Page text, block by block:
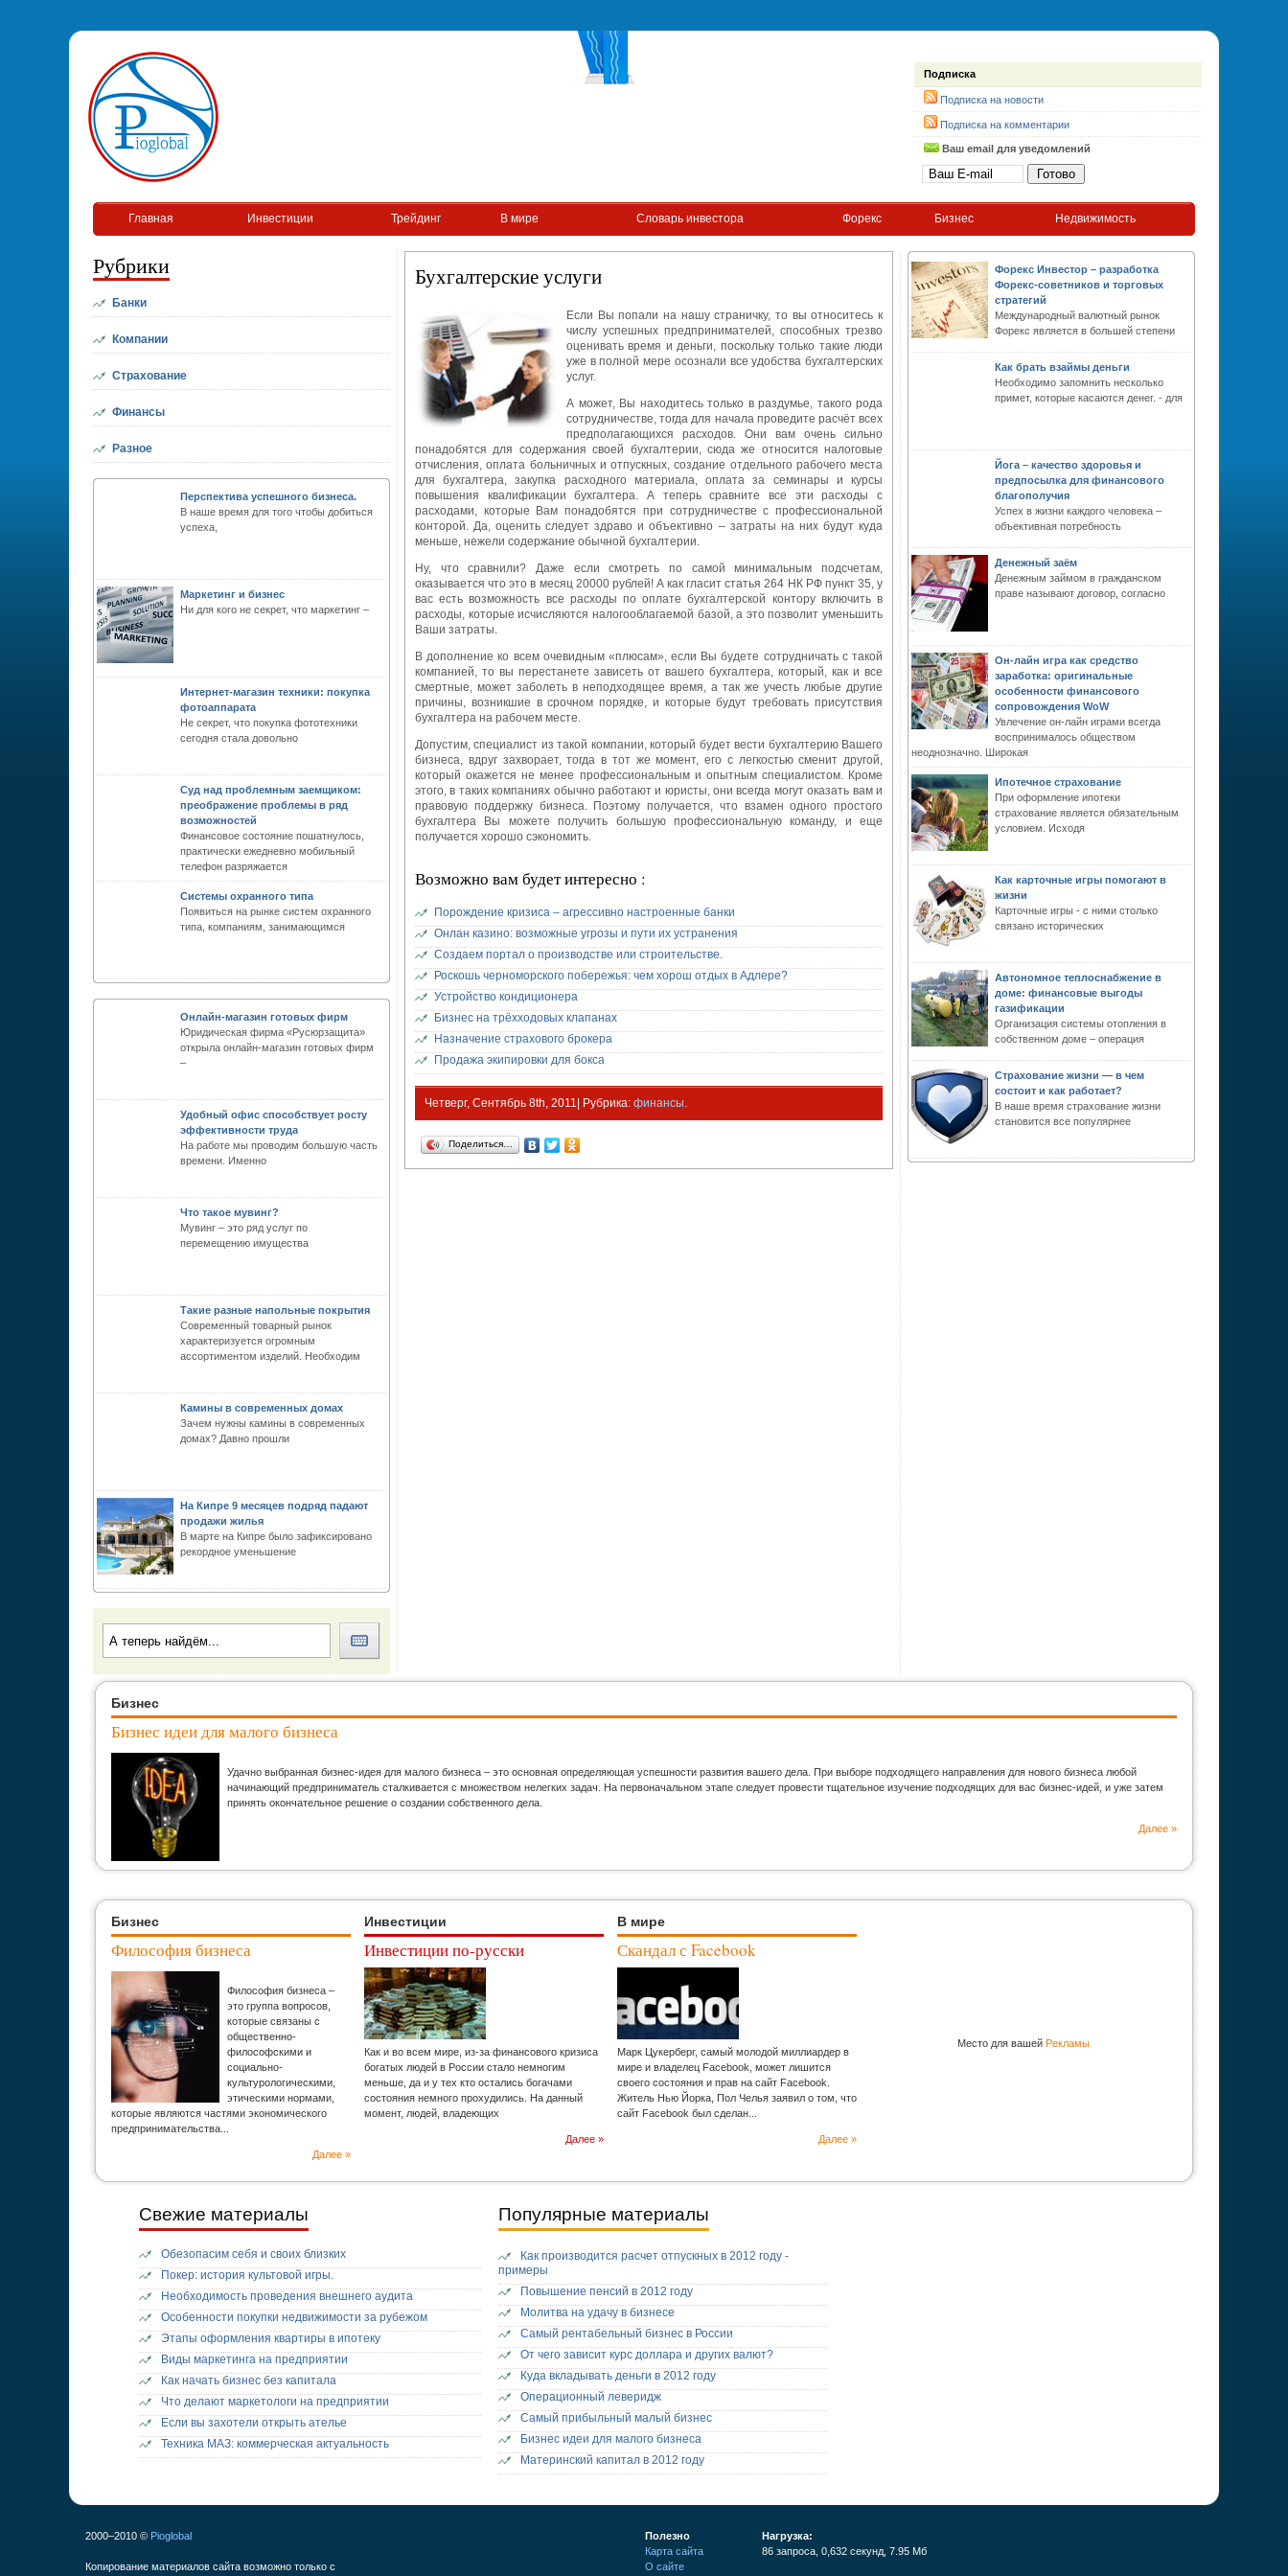
Подписка
Подписка на новости
Подписка на комментарии
Ваш email для уведомлений
Главная Инвестиции Трейдинг В мире Словарь инвестора Форекс Бизнес Недвижимость
Рубрики
Банки
Компании
Страхование
Финансы
Разное
Перспектива успешного бизнеса.
В наше время для того чтобы добиться
успеха,
Маркетинг и бизнес
Ни для кого не секрет, что маркетинг –
Интернет-магазин техники: покупка
фотоаппарата
Не секрет, что покупка фототехники
сегодня стала довольно
Суд над проблемным заемщиком:
преображение проблемы в ряд
возможностей
Финансовое состояние пошатнулось,
практически ежедневно мобильный
телефон разряжается
Системы охранного типа
Появиться на рынке систем охранного
типа, компаниям, занимающимся
Онлайн-магазин готовых фирм
Юридическая фирма «Русюрзащита»
открыла онлайн-магазин готовых фирм
–
Удобный офис способствует росту
эффективности труда
На работе мы проводим большую часть
времени. Именно
Что такое мувинг?
Мувинг – это ряд услуг по
перемещению имущества
Такие разные напольные покрытия
Современный товарный рынок
характеризуется огромным
ассортиментом изделий. Необходим
Камины в современных домах
Зачем нужны камины в современных
домах? Давно прошли
На Кипре 9 месяцев подряд падают
продажи жилья
В марте на Кипре было зафиксировано
рекордное уменьшение
Бухгалтерские услуги
Если Вы попали на нашу страничку, то вы относитесь к
числу успешных предпринимателей, способных трезво
оценивать время и деньги, поскольку только такие люди
уже в полной мере осознали все удобства бухгалтерских
услуг.
А может, Вы находитесь только в раздумье, такого рода
сотрудничестве, тогда для начала проведите расчёт всех
предполагающихся расходов. Они вам очень сильно
понадобятся для содержания своей бухгалтерии, сюда же относится налоговые
отчисления, оплата больничных и отпускных, создание отдельного рабочего места
для бухгалтера, закупка расходного материала, оплата за семинары и курсы
повышения квалификации бухгалтера. А теперь сравните все эти расходы с
расходами, которые Вам понадобятся при сотрудничестве с профессиональной
конторой. Да, оценить следует здраво и объективно – затраты на них будут куда
меньше, нежели содержание обычной бухгалтерии.
Ну, что сравнили? Даже если смотреть по самой минимальным подсчетам,
оказывается что это в месяц 20000 рублей! А как гласит статья 264 НК РФ пункт 35, у
вас есть возможность все расходы по оплате бухгалтерской контору включить в
расходы, которые исчисляются налогооблагаемой базой, а это позволит уменьшить
Ваши затраты.
В дополнение ко всем очевидным «плюсам», если Вы будете сотрудничать с такой
компанией, то вы перестанете зависеть от вашего бухгалтера, который, как и все
смертные, может заболеть в неподходящее время, а так же учесть любые другие
причины, возникшие в срочном порядке, и которые будут требовать присутствия
бухгалтера на рабочем месте.
Допустим, специалист из такой компании, который будет вести бухгалтерию Вашего
бизнеса, вдруг захворает, тогда в тот же момент, его с легкостью сменит другой,
который окажется не менее профессиональным и опытным специалистом. Кроме
этого, в таких компаниях обычно работают и юристы, они всегда могут оказать вам и
правовую поддержку бизнеса. Поэтому получается, что взамен одного простого
бухгалтера Вы можете получить большую профессиональную команду, и еще
получается хорошо сэкономить.
Возможно вам будет интересно :
Порождение кризиса – агрессивно настроенные банки
Онлан казино: возможные угрозы и пути их устранения
Создаем портал о производстве или строительстве.
Роскошь черноморского побережья: чем хорош отдых в Адлере?
Устройство кондиционера
Бизнес на трёхходовых клапанах
Назначение страхового брокера
Продажа экипировки для бокса
Четверг, Сентябрь 8th, 2011| Рубрика: финансы.
Поделиться…
Форекс Инвестор – разработка
Форекс-советников и торговых
стратегий
Международный валютный рынок
Форекс является в большей степени
Как брать взаймы деньги
Необходимо запомнить несколько
примет, которые касаются денег. - для
Йога – качество здоровья и
предпосылка для финансового
благополучия
Успех в жизни каждого человека –
объективная потребность
Денежный заём
Денежным займом в гражданском
праве называют договор, согласно
Он-лайн игра как средство
заработка: оригинальные
особенности финансового
сопровождения WoW
Увлечение он-лайн играми всегда
воспринималось обществом
неоднозначно. Широкая
Ипотечное страхование
При оформление ипотеки
страхование является обязательным
условием. Исходя
Как карточные игры помогают в
жизни
Карточные игры - с ними столько
связано исторических
Автономное теплоснабжение в
доме: финансовые выгоды
газификации
Организация системы отопления в
собственном доме – операция
Страхование жизни — в чем
состоит и как работает?
В наше время страхование жизни
становится все популярнее
Бизнес
Бизнес идеи для малого бизнеса
Удачно выбранная бизнес-идея для малого бизнеса – это основная определяющая успешности развития вашего дела. При выборе подходящего направления для нового бизнеса любой
начинающий предприниматель сталкивается с множеством нелегких задач. На первоначальном этапе следует провести тщательное изучение подходящих для вас бизнес-идей, и уже затем
принять окончательное решение о создании собственного дела.
Далее »
Бизнес
Философия бизнеса
Философия бизнеса –
это группа вопросов,
которые связаны с
общественно-
философскими и
социально-
культурологическими,
этическими нормами,
которые являются частями экономического
предпринимательства...
Далее »
Инвестиции
Инвестиции по-русски
Как и во всем мире, из-за финансового кризиса
богатых людей в России стало немногим
меньше, да и у тех кто остались богачами
состояния немного прохудились. На данный
момент, людей, владеющих
Далее »
В мире
Скандал с Facebook
Марк Цукерберг, самый молодой миллиардер в
мире и владелец Facebook, может лишится
своего состояния и прав на сайт Facebook.
Житель Нью Йорка, Пол Челья заявил о том, что
сайт Facebook был сделан...
Далее »
Место для вашей Рекламы
Свежие материалы
Обезопасим себя и своих близких
Покер: история культовой игры.
Необходимость проведения внешнего аудита
Особенности покупки недвижимости за рубежом
Этапы оформления квартиры в ипотеку
Виды маркетинга на предприятии
Как начать бизнес без капитала
Что делают маркетологи на предприятии
Если вы захотели открыть ателье
Техника МАЗ: коммерческая актуальность
Популярные материалы
Как производится расчет отпускных в 2012 году -
примеры
Повышение пенсий в 2012 году
Молитва на удачу в бизнесе
Самый рентабельный бизнес в России
От чего зависит курс доллара и других валют?
Куда вкладывать деньги в 2012 году
Операционный леверидж
Самый прибыльный малый бизнес
Бизнес идеи для малого бизнеса
Материнский капитал в 2012 году
2000–2010 © Pioglobal
Копирование материалов сайта возможно только с
Полезно
Карта сайта
О сайте
Нагрузка:
86 запроса, 0,632 секунд, 7.95 Мб